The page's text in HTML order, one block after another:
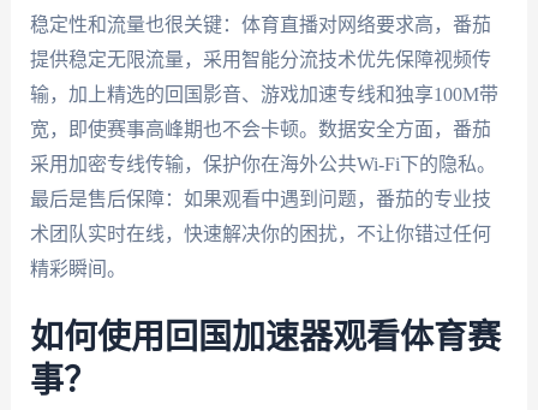
稳定性和流量也很关键：体育直播对网络要求高，番茄
提供稳定无限流量，采用智能分流技术优先保障视频传
输，加上精选的回国影音、游戏加速专线和独享100M带
宽，即使赛事高峰期也不会卡顿。数据安全方面，番茄
采用加密专线传输，保护你在海外公共Wi-Fi下的隐私。
最后是售后保障：如果观看中遇到问题，番茄的专业技
术团队实时在线，快速解决你的困扰，不让你错过任何
精彩瞬间。
如何使用回国加速器观看体育赛
事？